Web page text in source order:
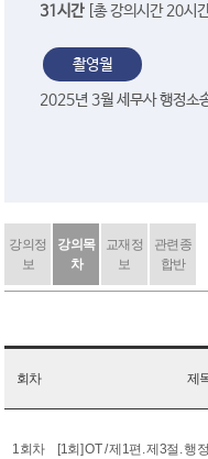
31시간[총 강의시간 20시
촬영월
2025년 3월 세무사 행정소
강의정
보
강의목
차
교재정
보
관련종
합반
회차 제
1회차 [1회] OT / 제1편. 제3절. 행